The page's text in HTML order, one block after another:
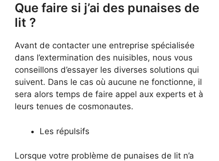
Que faire si j’ai des punaises de
lit ?
Avant de contacter une entreprise spécialisée
dans l’extermination des nuisibles, nous vous
conseillons d’essayer les diverses solutions qui
suivent. Dans le cas où aucune ne fonctionne, il
sera alors temps de faire appel aux experts et à
leurs tenues de cosmonautes.
Les répulsifs
Lorsque votre problème de punaises de lit n’a